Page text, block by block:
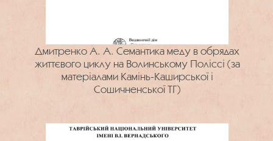
Дмитренко А. А. Семантика меду в обрядах
життєвого циклу на Волинському Поліссі (за
матеріалами Камінь-Каширської і
Сошичненської ТГ)